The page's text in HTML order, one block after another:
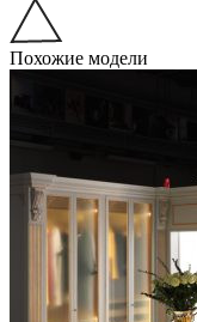
Похожие модели